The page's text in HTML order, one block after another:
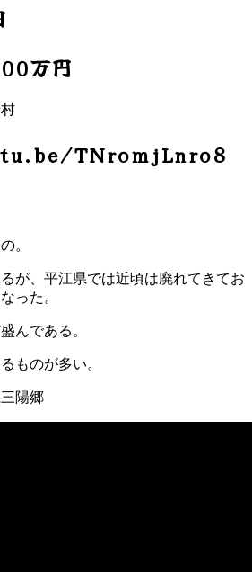
万円
TNromjLnro8
。
が、平江県では近頃は廃れてきてお
った。
んである。
ものが多い。
陽郷